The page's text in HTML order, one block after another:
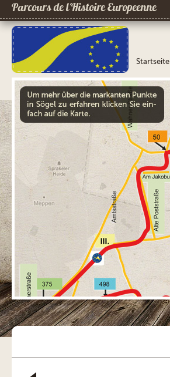
Parcours de l´Histoire Europeenne
Startseite